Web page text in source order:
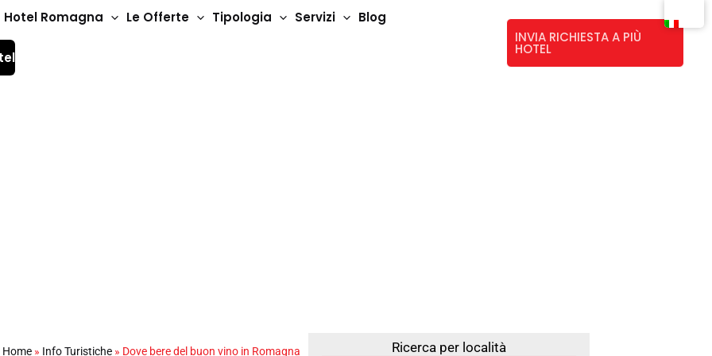
Hotel Romagna Le Offerte Tipologia Servizi Blog
INVIA RICHIESTA A PIÙ
HOTEL
Home » Info Turistiche » Dove bere del buon vino in Romagna Ricerca per località